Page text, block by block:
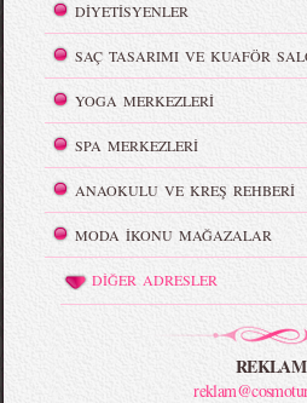
DİYETİSYENLER
SAÇ TASARIMI VE KUAFÖR
YOGA MERKEZLERİ
SPA MERKEZLERİ
ANAOKULU VE KREŞ REHBERİ
MODA İKONU MAĞAZALAR
DİĞER ADRESLER
REKLAM